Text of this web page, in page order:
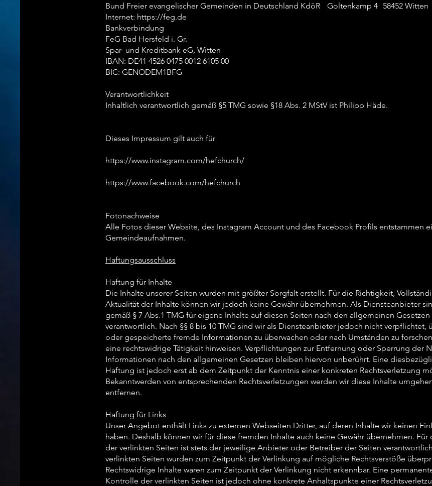
Bund Freier evangelischer Gemeinden in Deutschland KdöR Goltenkamp 4 58452 Witten
Internet: https://feg.de
Bankverbindung
FeG Bad Hersfeld i. Gr.
Spar- und Kreditbank eG, Witten
IBAN: DE41 4526 0475 0012 6105 00
BIC: GENODEM1BFG
Verantwortlichkeit
Inhaltlich verantwortlich gemäß §5 TMG sowie §18 Abs. 2 MStV ist Philipp Häde.
Dieses Impressum gilt auch für
https://www.instagram.com/hefchurch/
https://www.facebook.com/hefchurch
Fotonachweise
Alle Fotos dieser Website, des Instagram Account und des Facebook Profils entstammen
Gemeindeaufnahmen.
Haftungsausschluss
Haftung für Inhalte
Die Inhalte unserer Seiten wurden mit größter Sorgfalt erstellt. Für die Richtigkeit,
Aktualität der Inhalte können wir jedoch keine Gewähr übernehmen. Als Diensteanbieter
gemäß § 7 Abs.1 TMG für eigene Inhalte auf diesen Seiten nach den allgemeinen Gesetzen
verantwortlich. Nach §§ 8 bis 10 TMG sind wir als Diensteanbieter jedoch nicht verpflichtet,
oder gespeicherte fremde Informationen zu überwachen oder nach Umständen zu
eine rechtswidrige Tätigkeit hinweisen. Verpflichtungen zur Entfernung oder Sperrung der
Informationen nach den allgemeinen Gesetzen bleiben hiervon unberührt. Eine
Haftung ist jedoch erst ab dem Zeitpunkt der Kenntnis einer konkreten Rechtsverletzung
Bekanntwerden von entsprechenden Rechtsverletzungen werden wir diese Inhalte
entfernen.
Haftung für Links
Unser Angebot enthält Links zu externen Webseiten Dritter, auf deren Inhalte wir keinen
haben. Deshalb können wir für diese fremden Inhalte auch keine Gewähr übernehmen. Für
der verlinkten Seiten ist stets der jeweilige Anbieter oder Betreiber der Seiten
verlinkten Seiten wurden zum Zeitpunkt der Verlinkung auf mögliche Rechtsverstöße
Rechtswidrige Inhalte waren zum Zeitpunkt der Verlinkung nicht erkennbar. Eine
Kontrolle der verlinkten Seiten ist jedoch ohne konkrete Anhaltspunkte einer